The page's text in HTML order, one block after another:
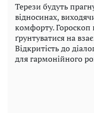
Терези будуть
відносинах,
комфорту.
ґрунтуватися на
Відкритість до
для гармонійного